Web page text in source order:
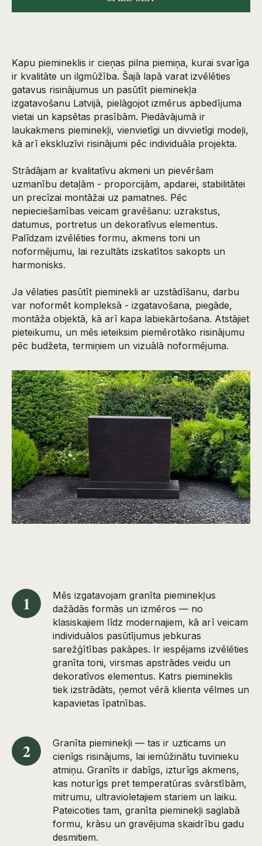
Kapu piemineklis ir cieņas pilna piemiņa, kurai svarīga
ir kvalitāte un ilgmūžība. Šajā lapā varat izvēlēties
gatavus risinājumus un pasūtīt pieminekļa
izgatavošanu Latvijā, pielāgojot izmērus apbedījuma
vietai un kapsētas prasībām. Piedāvājumā ir
laukakmens pieminekļi, vienvietīgi un divvietīgi modeļi,
kā arī ekskluzīvi risinājumi pēc individuāla projekta.
Strādājam ar kvalitatīvu akmeni un pievēršam
uzmanību detaļām - proporcijām, apdarei, stabilitātei
un precīzai montāžai uz pamatnes. Pēc
nepieciešamības veicam gravēšanu: uzrakstus,
datumus, portretus un dekoratīvus elementus.
Palīdzam izvēlēties formu, akmens toni un
noformējumu, lai rezultāts izskatītos sakopts un
harmonisks.
Ja vēlaties pasūtīt pieminekli ar uzstādīšanu, darbu
var noformēt kompleksā - izgatavošana, piegāde,
montāža objektā, kā arī kapa labiekārtošana. Atstājiet
pieteikumu, un mēs ieteiksim piemērotāko risinājumu
pēc budžeta, termiņiem un vizuālā noformējuma.
1
Mēs izgatavojam granīta pieminekļus
dažādās formās un izmēros — no
klasiskajiem līdz modernajiem, kā arī veicam
individuālos pasūtījumus jebkuras
sarežģītības pakāpes. Ir iespējams izvēlēties
granīta toni, virsmas apstrādes veidu un
dekoratīvos elementus. Katrs piemineklis
tiek izstrādāts, ņemot vērā klienta vēlmes un
kapavietas īpatnības.
2
Granīta pieminekļi — tas ir uzticams un
cienīgs risinājums, lai iemūžinātu tuvinieku
atmiņu. Granīts ir dabīgs, izturīgs akmens,
kas noturīgs pret temperatūras svārstībām,
mitrumu, ultravioletajiem stariem un laiku.
Pateicoties tam, granīta pieminekļi saglabā
formu, krāsu un gravējuma skaidrību gadu
desmitiem.